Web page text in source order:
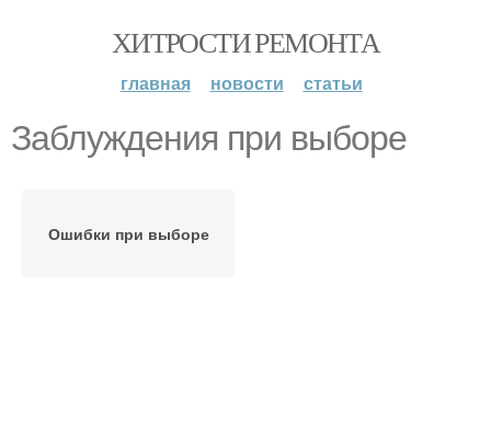
ХИТРОСТИ РЕМОНТА
главная новости статьи
Заблуждения при выборе
Ошибки при выборе